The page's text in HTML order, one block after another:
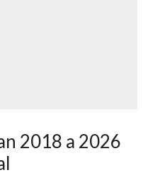
2018 a 2026